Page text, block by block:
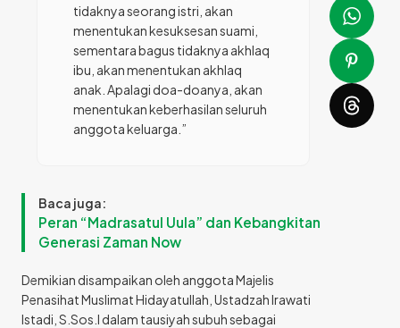
tidaknya seorang istri, akan
menentukan kesuksesan suami,
sementara bagus tidaknya akhlaq
ibu, akan menentukan akhlaq
anak. Apalagi doa-doanya, akan
menentukan keberhasilan seluruh
anggota keluarga.”
Baca juga:
Peran “Madrasatul Uula” dan Kebangkitan
Generasi Zaman Now
Demikian disampaikan oleh anggota Majelis
Penasihat Muslimat Hidayatullah, Ustadzah Irawati
Istadi, S.Sos.I dalam tausiyah subuh sebagai